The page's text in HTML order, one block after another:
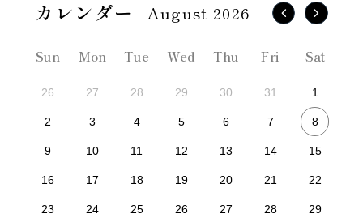
August 2026
Sun Mon Tue Wed Thu Fri Sat
26 27 28 29 30 31 1
2 3 4 5 6 7 8
9 10 11 12 13 14 15
16 17 18 19 20 21 22
23 24 25 26 27 28 29